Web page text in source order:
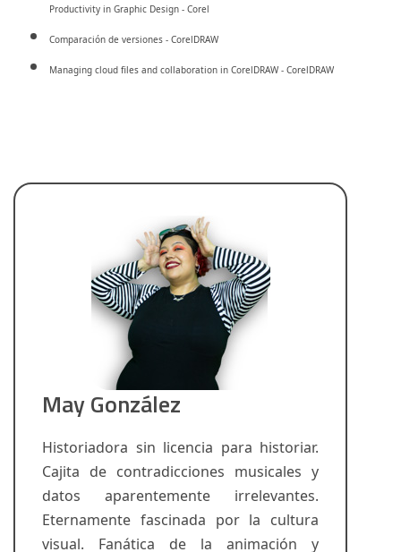
Productivity in Graphic Design - Corel
Comparación de versiones - CorelDRAW
Managing cloud files and collaboration in CorelDRAW - CorelDRAW
May González
Historiadora sin licencia para historiar.
Cajita de contradicciones musicales y
datos aparentemente irrelevantes.
Eternamente fascinada por la cultura
visual. Fanática de la animación y